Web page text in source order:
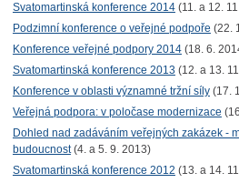
Svatomartinská konference 2014(11. a 12.
Podzimní konference o veřejné podpoře (22.
Konference veřejné podpory 2014(18. 6.
Svatomartinská konference 2013 (12. a 13.
Konference v oblasti významné tržní síly(17.
Veřejná podpora: v poločase modernizace
Dohled nad zadáváním veřejných zakázek -
budoucnost(4. a 5. 9. 2013)
Svatomartinská konference 2012 (13. a 14.